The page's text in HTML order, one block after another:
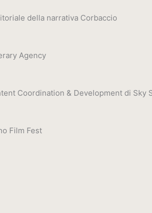
della narrativa Corbaccio
Agency
Coordination & Development di Sky
Film Fest